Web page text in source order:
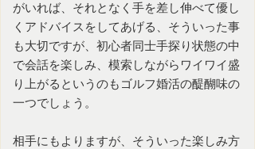
がいれば、それとなく手を差し伸べて優し
くアドバイスをしてあげる、そういった事
も大切ですが、初心者同士手探り状態の中
で会話を楽しみ、模索しながらワイワイ盛
り上がるというのもゴルフ婚活の醍醐味の
一つでしょう。
相手にもよりますが、そういった楽しみ方